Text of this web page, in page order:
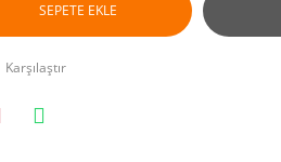
SEPETE EKLE
Karşılaştır